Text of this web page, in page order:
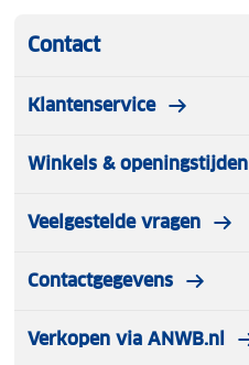
Contact
Klantenservice
Winkels & openingstijden
Veelgestelde vragen
Contactgegevens
Verkopen via ANWB.nl